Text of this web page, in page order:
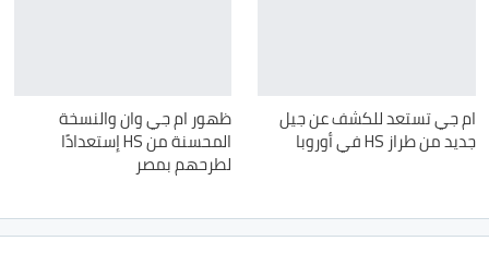
ام جي تستعد للكشف عن جيل
جديد من طراز HS في أوروبا
ظهور ام جي وان والنسخة
المحسنة من HS إستعدادًا
لطرحهم بمصر